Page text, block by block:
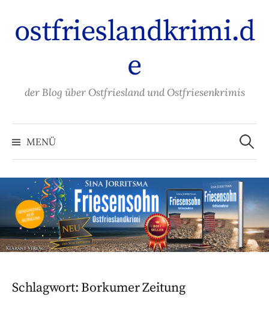
Inhalt
überspringen
ostfrieslandkrimi.d
e
der Blog über Ostfriesland und Ostfriesenkrimis
MENÜ
Suchen
nach:
Schlagwort: Borkumer Zeitung